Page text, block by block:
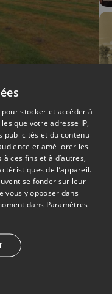
in
stocker et accéder à
que votre adresse IP,
publicités et du contenu
et améliorer les
ces fins et à d’autres,
de l’appareil.
se fonder sur leur
vous y opposer dans
dans Paramètres